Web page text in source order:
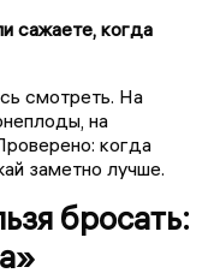
сажаете, когда
смотреть. На
на
когда
заметно лучше.
бросать: